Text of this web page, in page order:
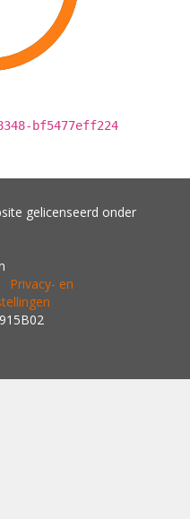
bf5477eff224
gelicenseerd onder
Privacy- en